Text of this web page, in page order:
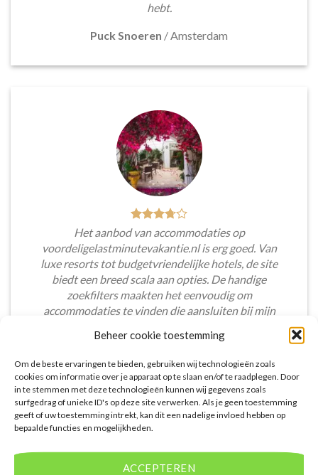
Beheer cookie toestemming
Om de beste ervaringen te bieden, gebruiken wij technologieën zoals
cookies om informatie over je apparaat op te slaan en/of te raadplegen. Door
in te stemmen met deze technologieën kunnen wij gegevens zoals
surfgedrag of unieke ID's op deze site verwerken. Als je geen toestemming
geeft of uw toestemming intrekt, kan dit een nadelige invloed hebben op
bepaalde functies en mogelijkheden.
ACCEPTEREN
hebt.
Puck Snoeren /Amsterdam
Het aanbod van accommodaties op
voordeligelastminutevakantie.nl is erg goed. Van
luxe resorts tot budgetvriendelijke hotels, de site
biedt een breed scala aan opties. De handige
zoekfilters maakten het eenvoudig om
accommodaties te vinden die aansluiten bij mijn